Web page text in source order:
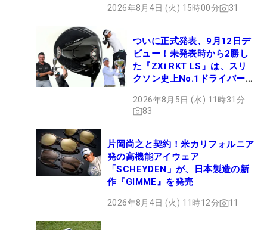
2026年8月4日 (火) 15時00分 31
ついに正式発表、9月12日デ
ビュー！未発表時から2勝し
た『ZXi RKT LS』は、スリ
クソン史上No.1ドライバー!?
2026年8月5日 (水) 11時31分
83
片岡尚之と契約！米カリフォルニア
発の高機能アイウェア
「SCHEYDEN」が、日本製造の新
作『GIMME』を発売
2026年8月4日 (火) 11時12分 11